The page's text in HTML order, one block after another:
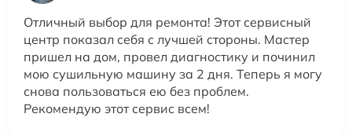
Отличный выбор для ремонта! Этот сервисный
центр показал себя с лучшей стороны. Мастер
пришел на дом, провел диагностику и починил
мою сушильную машину за 2 дня. Теперь я могу
снова пользоваться ею без проблем.
Рекомендую этот сервис всем!